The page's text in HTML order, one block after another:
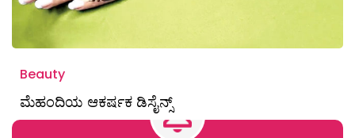
Beauty
ಮೆಹಂದಿಯ ಆಕರ್ಷಕ ಡಿಸೈನ್ಸ್